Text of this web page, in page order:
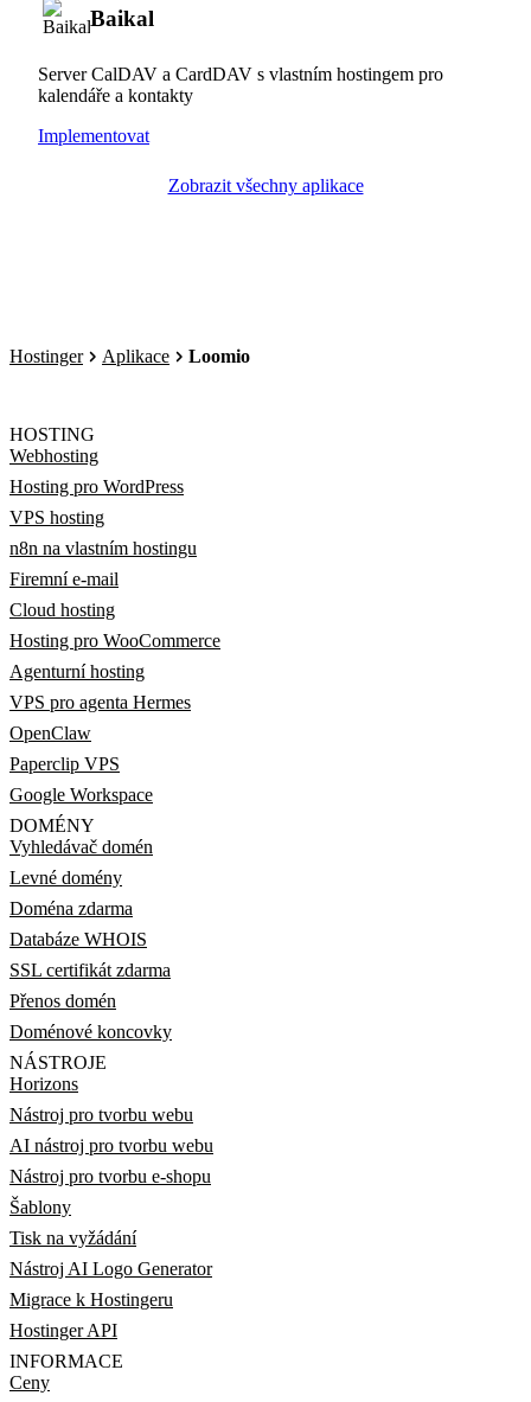
Baikal
Server CalDAV a CardDAV s vlastním hostingem pro
kalendáře a kontakty
Implementovat
Zobrazit všechny aplikace
Hostinger Aplikace Loomio
HOSTING
Webhosting
Hosting pro WordPress
VPS hosting
n8n na vlastním hostingu
Firemní e-mail
Cloud hosting
Hosting pro WooCommerce
Agenturní hosting
VPS pro agenta Hermes
OpenClaw
Paperclip VPS
Google Workspace
DOMÉNY
Vyhledávač domén
Levné domény
Doména zdarma
Databáze WHOIS
SSL certifikát zdarma
Přenos domén
Doménové koncovky
NÁSTROJE
Horizons
Nástroj pro tvorbu webu
AI nástroj pro tvorbu webu
Nástroj pro tvorbu e-shopu
Šablony
Tisk na vyžádání
Nástroj AI Logo Generator
Migrace k Hostingeru
Hostinger API
INFORMACE
Ceny